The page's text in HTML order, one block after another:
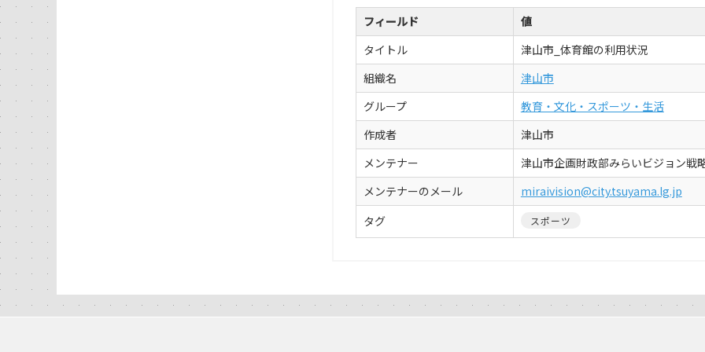
フィールド
値
タイトル
津山市_体育館の利用状況
組織名
津山市
グループ
教育・文化・スポーツ・生活
作成者
津山市
メンテナー
津山市企画財政部みらいビジョン戦
メンテナーのメール
miraivision@city.tsuyama.lg.jp
タグ
スポーツ